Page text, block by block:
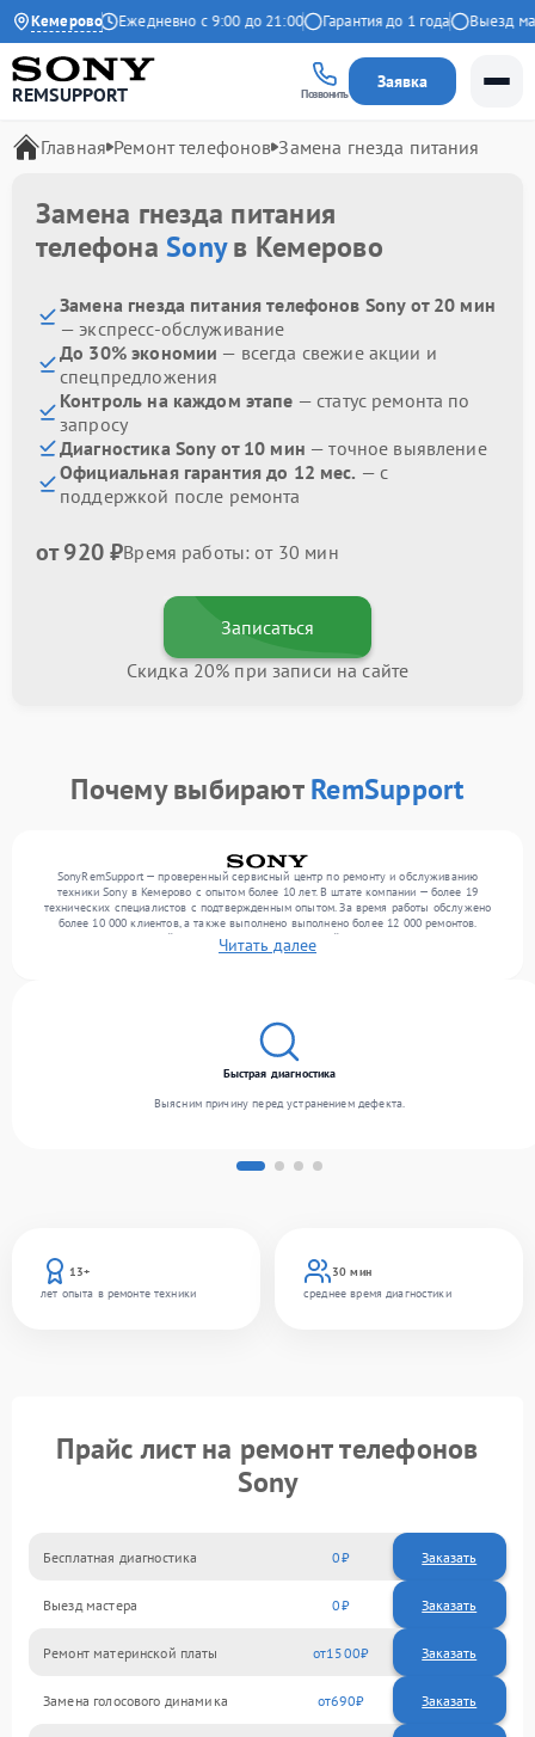
Кемерово
на Яндекс Ежедневно с 9:00 до 21:00 Гарантия до 1 года Выезд
REMSUPPORT Позвонить
Заявка
Главная Ремонт телефонов Замена гнезда питания
Замена гнезда питания
телефонаSonyв Кемерово
Замена гнезда питания телефонов Sony от 20 мин
— экспресс-обслуживание
До 30% экономии — всегда свежие акции и
спецпредложения
Контроль на каждом этапе — статус ремонта по
запросу
Диагностика Sony от 10 мин — точное выявление
Официальная гарантия до 12 мес. — с
поддержкой после ремонта
от 920 ₽Время работы: от 30 мин
Записаться
Скидка 20% при записи на сайте
Почему выбираютRemSupport
SonyRemSupport — проверенный сервисный центр по ремонту и обслуживанию
техники Sony в Кемерово с опытом более 10 лет. В штате компании — более 19
технических специалистов с подтвержденным опытом. За время работы обслужено
более 10 000 клиентов, а также выполнено выполнено более 12 000 ремонтов.
Ежемесячно в сервисный центр поступает от 300 устройств, включая , , . Мы работаем
с широким спектром неисправностей и гарантируем высокое качество обслуживания
Читать далее
13+
лет опыта в ремонте техники
30 мин
среднее время диагностики
Быстрая диагностика
Выясним причину перед устранением дефекта.
Прайс лист на ремонт телефонов
Sony
Бесплатная диагностика 0 Заказать
Выезд мастера 0 Заказать
Ремонт материнской платы 1500
Замена голосового динамика 690